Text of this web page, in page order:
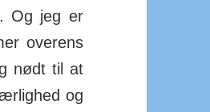
Og jeg er
overens
nødt til at
og